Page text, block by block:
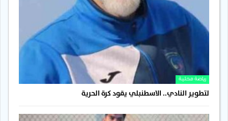
رياضة محلية
لتطوير النادي.. الاسطنبلي يقود كرة الحرية